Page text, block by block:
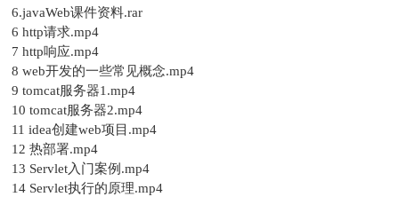
6.javaWeb课件资料.rar
6 http请求.mp4
7 http响应.mp4
8 web开发的一些常见概念.mp4
9 tomcat服务器1.mp4
10 tomcat服务器2.mp4
11 idea创建web项目.mp4
12 热部署.mp4
13 Servlet入门案例.mp4
14 Servlet执行的原理.mp4